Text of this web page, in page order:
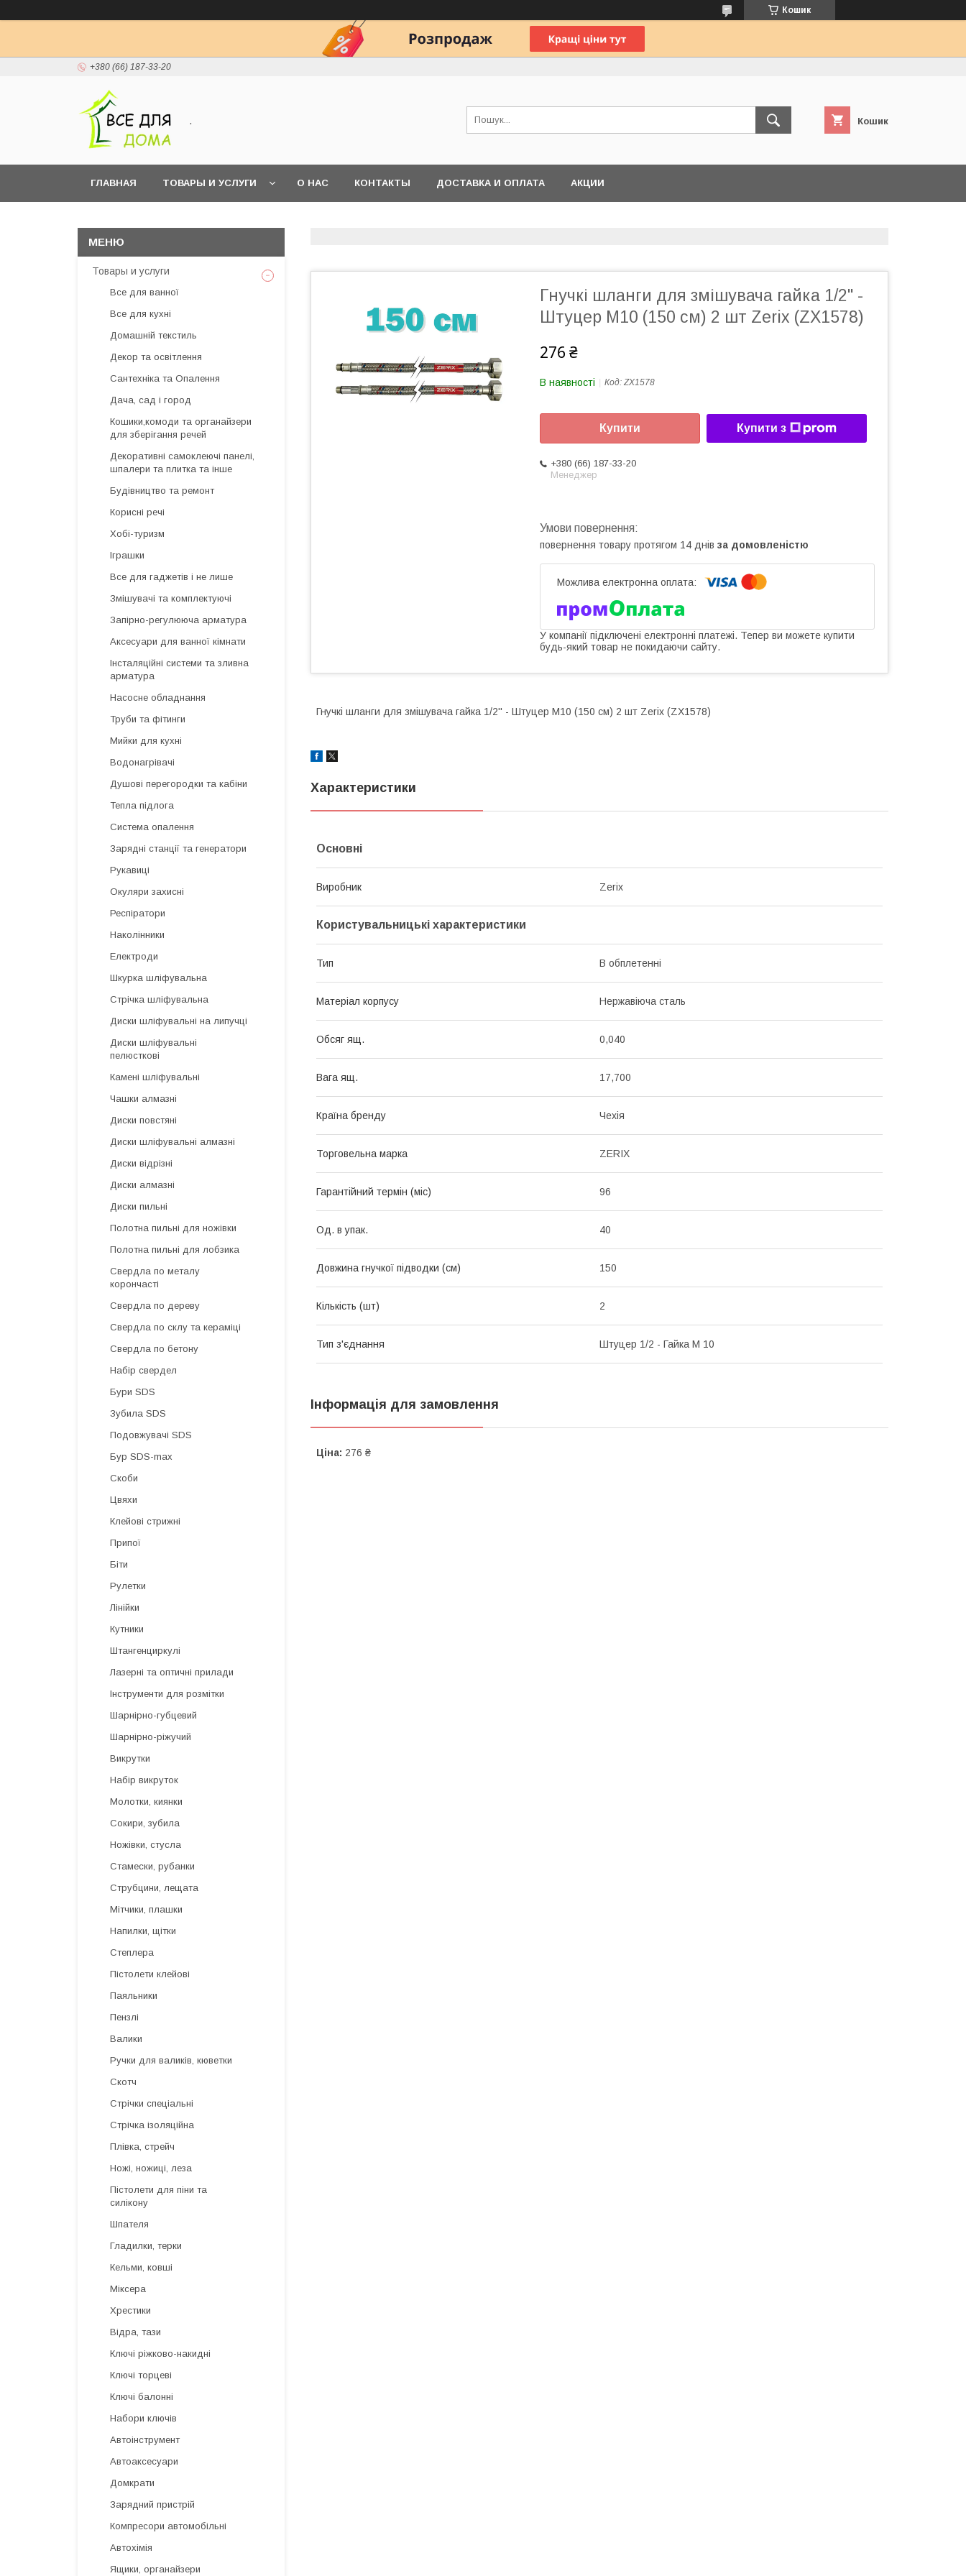
Кошик
+380 (66) 187-33-20
. Кошик
ГЛАВНАЯ ТОВАРЫ И УСЛУГИ О НАС КОНТАКТЫ ДОСТАВКА И ОПЛАТА АКЦИИ
Гнучкі шланги для змішувача гайка 1/2'' -
Штуцер M10 (150 см) 2 шт Zerix (ZX1578)
276 ₴
В наявності Код: ZX1578
Купити Купити з
+380 (66) 187-33-20
Менеджер
повернення товару протягом 14 днів за домовленістю
У компанії підключені електронні платежі. Тепер ви можете купити
будь-який товар не покидаючи сайту.
Гнучкі шланги для змішувача гайка 1/2'' - Штуцер M10 (150 см) 2 шт Zerix (ZX1578)
Характеристики
Основні
Виробник Zerix
Користувальницькі характеристики
Тип В обплетенні
Матеріал корпусу Нержавіюча сталь
Обсяг ящ. 0,040
Вага ящ. 17,700
Країна бренду Чехія
Торговельна марка ZERIX
Гарантійний термін (міс) 96
Од. в упак. 40
Довжина гнучкої підводки (см) 150
Кількість (шт) 2
Тип з'єднання Штуцер 1/2 - Гайка М 10
Інформація для замовлення
Ціна: 276 ₴
Товары и услуги
Все для ванної
Все для кухні
Домашній текстиль
Декор та освітлення
Сантехніка та Опалення
Дача, сад і город
Кошики,комоди та органайзери
для зберігання речей
Декоративні самоклеючі панелі,
шпалери та плитка та інше
Будівництво та ремонт
Корисні речі
Хобі-туризм
Іграшки
Все для гаджетів і не лише
Змішувачі та комплектуючі
Запірно-регулююча арматура
Аксесуари для ванної кімнати
Інсталяційні системи та зливна
арматура
Насосне обладнання
Труби та фітинги
Мийки для кухні
Водонагрівачі
Душові перегородки та кабіни
Тепла підлога
Система опалення
Зарядні станції та генератори
Рукавиці
Окуляри захисні
Респіратори
Наколінники
Електроди
Шкурка шліфувальна
Стрічка шліфувальна
Диски шліфувальні на липучці
Диски шліфувальні
пелюсткові
Камені шліфувальні
Чашки алмазні
Диски повстяні
Диски шліфувальні алмазні
Диски відрізні
Диски алмазні
Диски пильні
Полотна пильні для ножівки
Полотна пильні для лобзика
Свердла по металу
корончасті
Свердла по дереву
Свердла по склу та кераміці
Свердла по бетону
Набір свердел
Бури SDS
Зубила SDS
Подовжувачі SDS
Бур SDS-max
Скоби
Цвяхи
Клейові стрижні
Припої
Біти
Рулетки
Лінійки
Кутники
Штангенциркулі
Лазерні та оптичні прилади
Інструменти для розмітки
Шарнірно-губцевий
Шарнірно-ріжучий
Викрутки
Набір викруток
Молотки, киянки
Сокири, зубила
Ножівки, стусла
Стамески, рубанки
Струбцини, лещата
Мітчики, плашки
Напилки, щітки
Степлера
Пістолети клейові
Паяльники
Пензлі
Валики
Ручки для валиків, кюветки
Скотч
Стрічки спеціальні
Стрічка ізоляційна
Плівка, стрейч
Ножі, ножиці, леза
Пістолети для піни та
силікону
Шпателя
Гладилки, терки
Кельми, ковші
Міксера
Хрестики
Відра, тази
Ключі ріжково-накидні
Ключі торцеві
Ключі балонні
Набори ключів
Автоінструмент
Автоаксесуари
Домкрати
Зарядний пристрій
Компресори автомобільні
Автохімія
Ящики, органайзери